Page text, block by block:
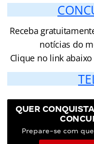
Receba
notícias do
Clique no link
QUER
Prepare-se com